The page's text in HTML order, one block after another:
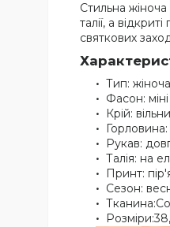
Стильна
талії, а
святкових
Тип:
Фасон: міні
Крій:
Горловина:
Рукав:
Талія: на
Принт:
Сезон: